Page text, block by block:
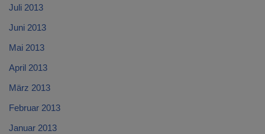
Juli 2013
Juni 2013
Mai 2013
April 2013
März 2013
Februar 2013
Januar 2013